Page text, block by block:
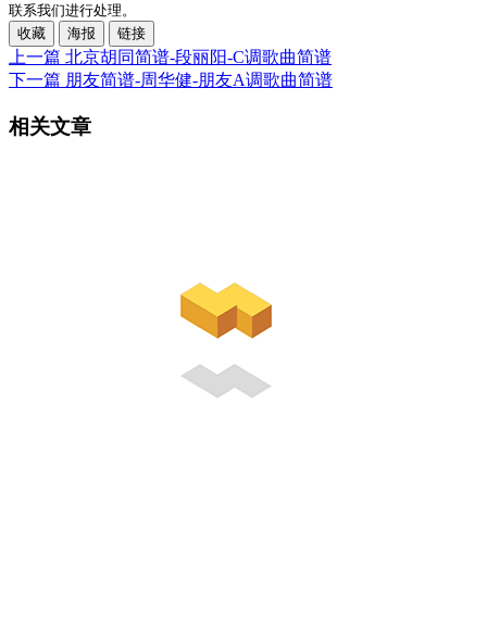
联系我们进行处理。
收藏
海报 链接
上一篇 北京胡同简谱-段丽阳-C调歌曲简谱
下一篇 朋友简谱-周华健-朋友A调歌曲简谱
相关文章